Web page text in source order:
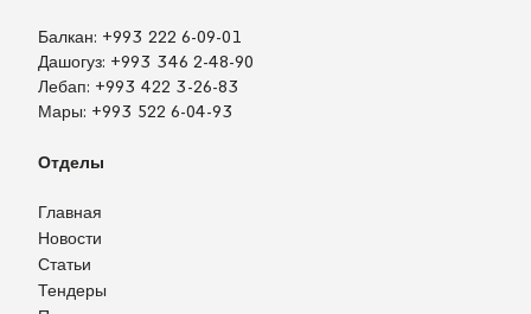
Балкан: +993 222 6-09-01
Дашогуз: +993 346 2-48-90
Лебап: +993 422 3-26-83
Мары: +993 522 6-04-93
Отделы
Главная
Новости
Статьи
Тендеры